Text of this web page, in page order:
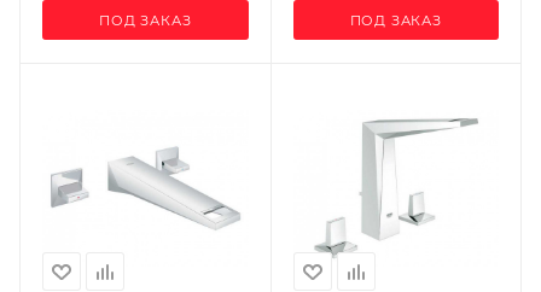
ПОД ЗАКАЗ ПОД ЗАКАЗ